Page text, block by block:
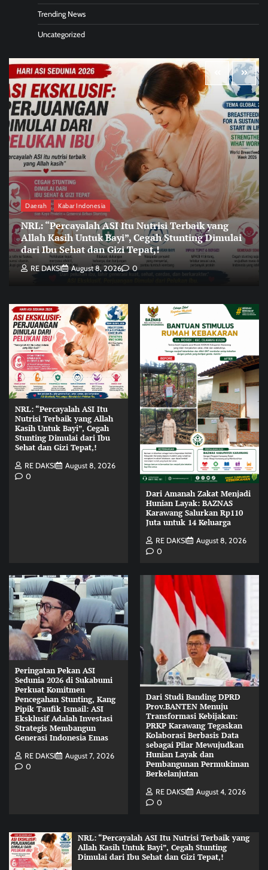
Trending News
Uncategorized
Daerah Kabar Indonesia
NRL: “Percayalah ASI Itu Nutrisi Terbaik yang
Allah Kasih Untuk Bayi”, Cegah Stunting Dimulai
dari Ibu Sehat dan Gizi Tepat,!
RE DAKSI August 8, 2026 0
NRL: “Percayalah ASI Itu
Nutrisi Terbaik yang Allah
Kasih Untuk Bayi”, Cegah
Stunting Dimulai dari Ibu
Sehat dan Gizi Tepat,!
RE DAKSI
August 8, 2026
0
Dari Amanah Zakat Menjadi
Hunian Layak: BAZNAS
Karawang Salurkan Rp110
Juta untuk 14 Keluarga
RE DAKSI
August 8, 2026
0
Peringatan Pekan ASI
Sedunia 2026 di Sukabumi
Perkuat Komitmen
Pencegahan Stunting, Kang
Pipik Taufik Ismail: ASI
Eksklusif Adalah Investasi
Strategis Membangun
Generasi Indonesia Emas
RE DAKSI
August 7, 2026
0
Dari Studi Banding DPRD
Prov.BANTEN Menuju
Transformasi Kebijakan:
PRKP Karawang Tegaskan
Kolaborasi Berbasis Data
sebagai Pilar Mewujudkan
Hunian Layak dan
Pembangunan Permukiman
Berkelanjutan
RE DAKSI
August 4, 2026
0
NRL: “Percayalah ASI Itu Nutrisi Terbaik yang
Allah Kasih Untuk Bayi”, Cegah Stunting
Dimulai dari Ibu Sehat dan Gizi Tepat,!